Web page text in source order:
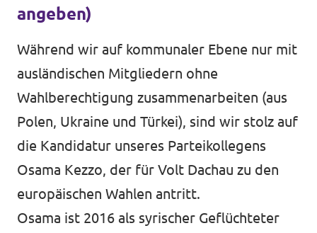
angeben)
Während wir auf kommunaler Ebene nur mit
ausländischen Mitgliedern ohne
Wahlberechtigung zusammenarbeiten (aus
Polen, Ukraine und Türkei), sind wir stolz auf
die Kandidatur unseres Parteikollegens
Osama Kezzo, der für Volt Dachau zu den
europäischen Wahlen antritt.
Osama ist 2016 als syrischer Geflüchteter